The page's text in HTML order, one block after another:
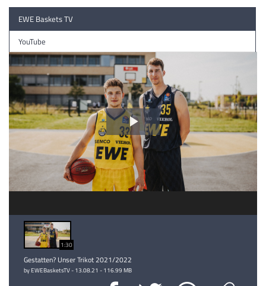
EWE Baskets TV
YouTube
Video
abspielen
1:30
Gestatten? Unser Trikot 2021/2022
by EWEBasketsTV - 13.08.21 - 116.99 MB